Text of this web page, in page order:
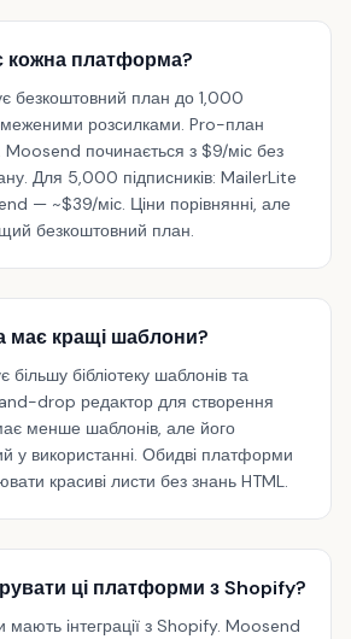
кожна платформа?
безкоштовний план до 1,000
розсилками. Pro-план
Moosend починається з $9/міс без
Для 5,000 підписників: MailerLite
— ~$39/міс. Ціни порівнянні, але
безкоштовний план.
має кращі шаблони?
бібліотеку шаблонів та
drop редактор для створення
менше шаблонів, але його
у використанні. Обидві платформи
красиві листи без знань HTML.
ці платформи з Shopify?
інтеграції з Shopify. Moosend